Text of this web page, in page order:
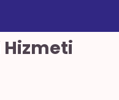
Hizmeti